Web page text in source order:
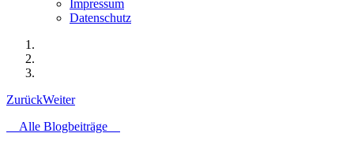
Impressum
Datenschutz
ZurückWeiter
Alle Blogbeiträge